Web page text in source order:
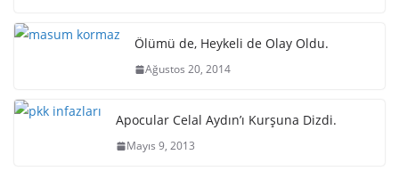
Ölümü de, Heykeli de Olay Oldu.
Ağustos 20, 2014
Apocular Celal Aydın’ı Kurşuna Dizdi.
Mayıs 9, 2013